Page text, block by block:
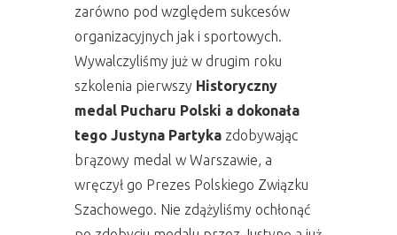
zarówno pod względem sukcesów
organizacyjnych jak i sportowych.
Wywalczyliśmy już w drugim roku
szkolenia pierwszy Historyczny
medal Pucharu Polski a dokonała
tego Justyna Partyka zdobywając
brązowy medal w Warszawie, a
wręczył go Prezes Polskiego Związku
Szachowego. Nie zdążyliśmy ochłonąć